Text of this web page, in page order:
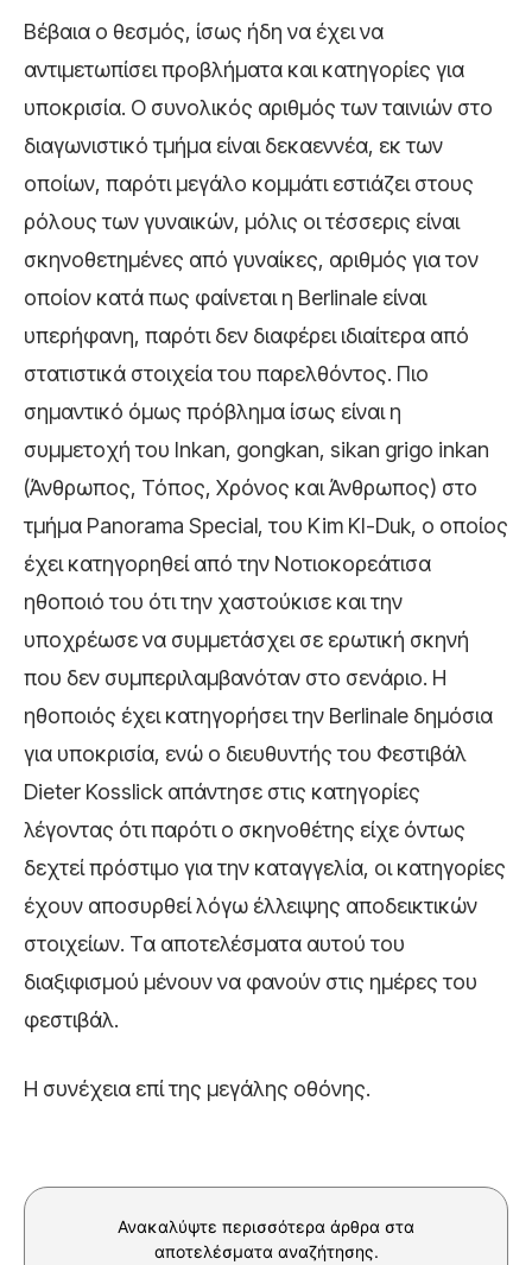
Βέβαια ο θεσμός, ίσως ήδη να έχει να
αντιμετωπίσει προβλήματα και κατηγορίες για
υποκρισία. Ο συνολικός αριθμός των ταινιών στο
διαγωνιστικό τμήμα είναι δεκαεννέα, εκ των
οποίων, παρότι μεγάλο κομμάτι εστιάζει στους
ρόλους των γυναικών, μόλις οι τέσσερις είναι
σκηνοθετημένες από γυναίκες, αριθμός για τον
οποίον κατά πως φαίνεται η Berlinale είναι
υπερήφανη, παρότι δεν διαφέρει ιδιαίτερα από
στατιστικά στοιχεία του παρελθόντος. Πιο
σημαντικό όμως πρόβλημα ίσως είναι η
συμμετοχή του Inkan, gongkan, sikan grigo inkan
(Άνθρωπος, Τόπος, Χρόνος και Άνθρωπος) στο
τμήμα Panorama Special, του Kim KI-Duk, ο οποίος
έχει κατηγορηθεί από την Νοτιοκορεάτισα
ηθοποιό του ότι την χαστούκισε και την
υποχρέωσε να συμμετάσχει σε ερωτική σκηνή
που δεν συμπεριλαμβανόταν στο σενάριο. Η
ηθοποιός έχει κατηγορήσει την Berlinale δημόσια
για υποκρισία, ενώ ο διευθυντής του Φεστιβάλ
Dieter Kosslick απάντησε στις κατηγορίες
λέγοντας ότι παρότι ο σκηνοθέτης είχε όντως
δεχτεί πρόστιμο για την καταγγελία, οι κατηγορίες
έχουν αποσυρθεί λόγω έλλειψης αποδεικτικών
στοιχείων. Τα αποτελέσματα αυτού του
διαξιφισμού μένουν να φανούν στις ημέρες του
φεστιβάλ.
Η συνέχεια επί της μεγάλης οθόνης.
Ανακαλύψτε περισσότερα άρθρα στα
αποτελέσματα αναζήτησης.